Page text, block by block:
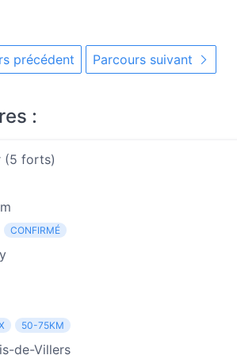
précédent Parcours suivant
:
(5 forts)
CONFIRMÉ
50-75KM
de-Villers